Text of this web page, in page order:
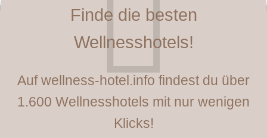
Finde die besten
Wellnesshotels!
Auf wellness-hotel.info findest du über
1.600 Wellnesshotels mit nur wenigen
Klicks!